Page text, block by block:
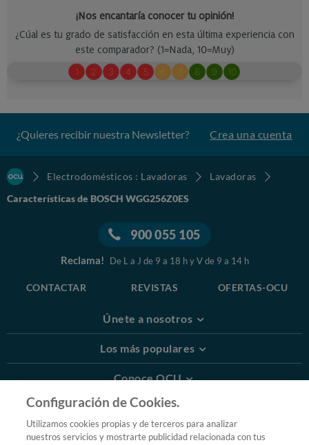
¿Quieres recibir nuestra Newsletter? Crea una cuenta
Electrodomésticos : Lavadoras
Lavadoras
Características de BOSCH WGG256Z0ES
900 055 105
Reclama! De L a J de 9 a 18 h y V de 9 a 14 h
CONTACTAR REVISTAS OFERTAS-OCU
Únete a nosotros
Los más populares
Conoce OCU
Más Información
© 2026 OCU
Configuración de Cookies.
Utilizamos cookies propias y de terceros para analizar
nuestros servicios y mostrarte publicidad relacionada con tus